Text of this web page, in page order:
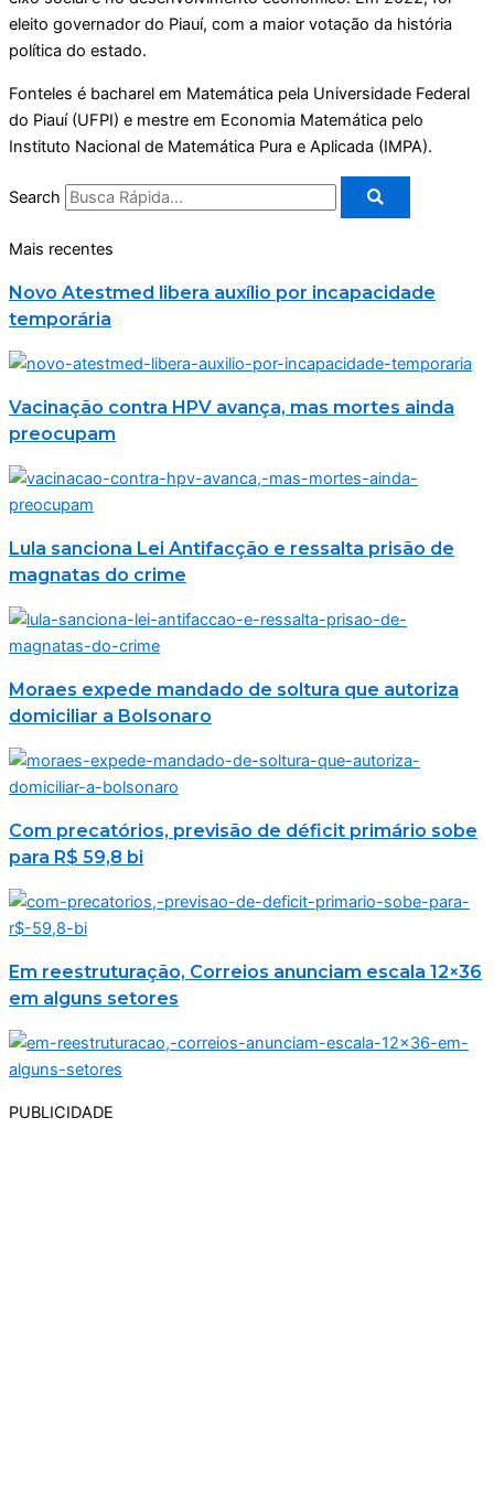
eleito governador do Piauí, com a maior votação da história
política do estado.
Fonteles é bacharel em Matemática pela Universidade Federal
do Piauí (UFPI) e mestre em Economia Matemática pelo
Instituto Nacional de Matemática Pura e Aplicada (IMPA).
Search
Mais recentes
Novo Atestmed libera auxílio por incapacidade
temporária
Vacinação contra HPV avança, mas mortes ainda
preocupam
Lula sanciona Lei Antifacção e ressalta prisão de
magnatas do crime
Moraes expede mandado de soltura que autoriza
domiciliar a Bolsonaro
Com precatórios, previsão de déficit primário sobe
para R$ 59,8 bi
Em reestruturação, Correios anunciam escala 12×36
em alguns setores
PUBLICIDADE